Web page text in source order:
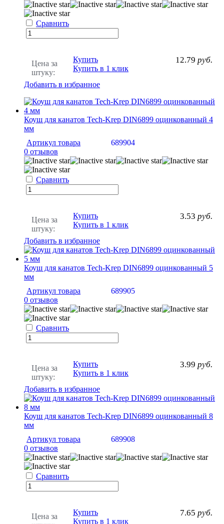
Сравнить
Цена за
штуку:
12.79 руб.
Купить
Купить в 1 клик
Добавить в избранное
Коуш для канатов Tech-Krep DIN6899 оцинкованный 4
мм
Артикул товара
689904
0 отзывов
Сравнить
Цена за
штуку:
3.53 руб.
Купить
Купить в 1 клик
Добавить в избранное
Коуш для канатов Tech-Krep DIN6899 оцинкованный 5
мм
Артикул товара
689905
0 отзывов
Сравнить
Цена за
штуку:
3.99 руб.
Купить
Купить в 1 клик
Добавить в избранное
Коуш для канатов Tech-Krep DIN6899 оцинкованный 8
мм
Артикул товара
689908
0 отзывов
Сравнить
Цена за
7.65 руб.
Купить
Купить в 1 клик